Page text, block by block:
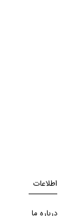
اطلاعات